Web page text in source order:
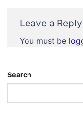
Leave a Reply
You must be
Search